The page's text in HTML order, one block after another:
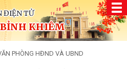
ĐIỆN TỬ
KHIÊM
PHÒNG HĐND VÀ UBND